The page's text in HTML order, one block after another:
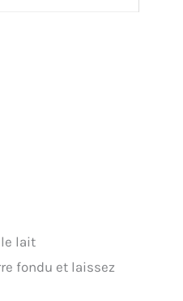
lait
fondu et laissez